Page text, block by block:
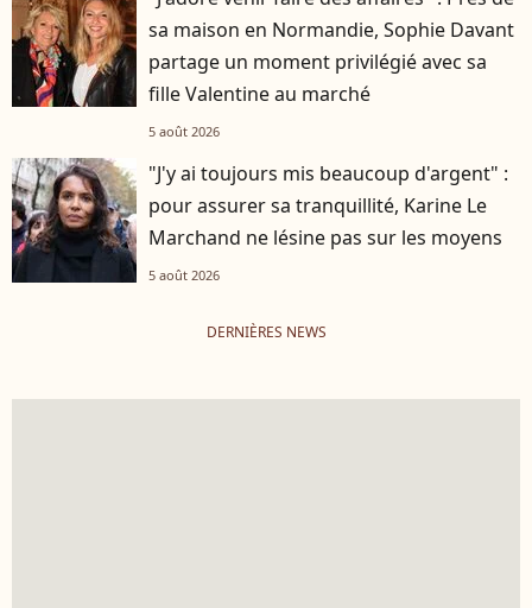
sa maison en Normandie, Sophie Davant
partage un moment privilégié avec sa
fille Valentine au marché
5 août 2026
"J'y ai toujours mis beaucoup d'argent" :
pour assurer sa tranquillité, Karine Le
Marchand ne lésine pas sur les moyens
5 août 2026
DERNIÈRES NEWS